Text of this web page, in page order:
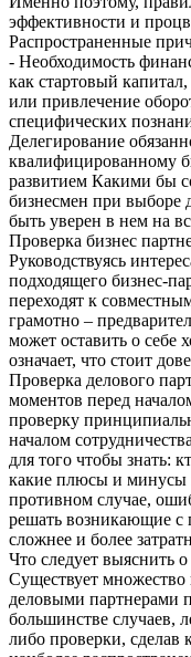
эффективности и
Распространенные
- Необходимость
как стартовый
или привлечение
специфических
Делегирование
квалифицированному
развитием Какими бы
бизнесмен при выборе
быть уверен в нем на
Проверка бизнес
Руководствуясь
подходящего бизнес-
переходят к
грамотно –
может оставить о себе
означает, что стоит
Проверка делового
моментов перед
проверку
началом
для того чтобы знать:
какие плюсы и минусы
противном случае,
решать возникающие с
сложнее и более
Что следует выяснить
Существует
деловыми партнерами
большинстве случаев,
либо проверки,